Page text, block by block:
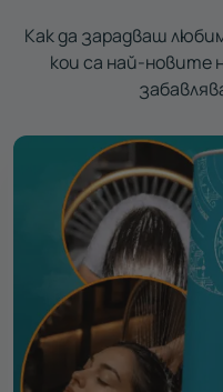
Как да зарадваш
кои са най-новите